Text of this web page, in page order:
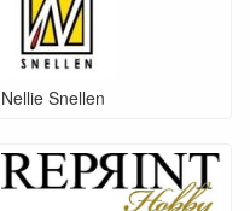
Nellie Snellen